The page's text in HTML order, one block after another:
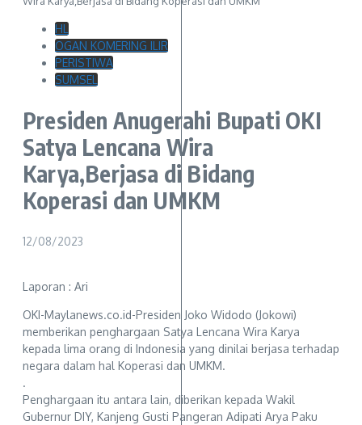
HL
OGAN KOMERING ILIR
PERISTIWA
SUMSEL
Presiden Anugerahi Bupati OKI
Satya Lencana Wira
Karya,Berjasa di Bidang
Koperasi dan UMKM
12/08/2023
Laporan : Ari
OKI-Maylanews.co.id-Presiden Joko Widodo (Jokowi)
memberikan penghargaan Satya Lencana Wira Karya
kepada lima orang di Indonesia yang dinilai berjasa terhadap
negara dalam hal Koperasi dan UMKM.
.
Penghargaan itu antara lain, diberikan kepada Wakil
Gubernur DIY, Kanjeng Gusti Pangeran Adipati Arya Paku